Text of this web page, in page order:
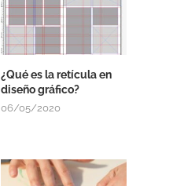
¿Qué es la retícula en
diseño gráfico?
06/05/2020